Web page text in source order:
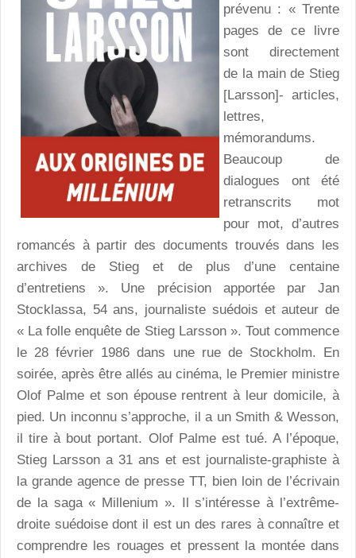
prévenu : « Trente
pages de ce livre
sont directement
de la main de Stieg
[Larsson]- articles,
lettres,
mémorandums.
Beaucoup de
dialogues ont été
retranscrits mot
pour mot, d’autres
romancés à partir des documents trouvés dans les
archives de Stieg et de plus d’une centaine
d’entretiens ». Une précision apportée par Jan
Stocklassa, 54 ans, journaliste suédois et auteur de
« La folle enquête de Stieg Larsson ». Tout commence
le 28 février 1986 dans une rue de Stockholm. En
soirée, après être allés au cinéma, le Premier ministre
Olof Palme et son épouse rentrent à leur domicile, à
pied. Un inconnu s’approche, il a un Smith & Wesson,
il tire à bout portant. Olof Palme est tué. A l’époque,
Stieg Larsson a 31 ans et est journaliste-graphiste à
la grande agence de presse TT, bien loin de l’écrivain
de la saga « Millenium ». Il s’intéresse à l’extrême-
droite suédoise dont il est un des rares à connaître et
comprendre les rouages et pressent la montée dans